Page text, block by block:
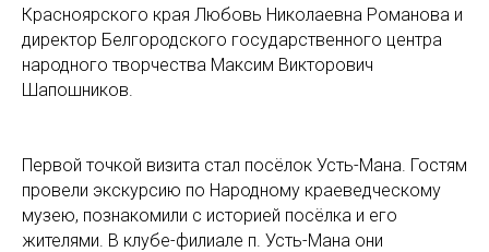
Красноярского края Любовь Николаевна Романова и
директор Белгородского государственного центра
народного творчества Максим Викторович
Шапошников.
Первой точкой визита стал посёлок Усть-Мана. Гостям
провели экскурсию по Народному краеведческому
музею, познакомили с историей посёлка и его
жителями. В клубе-филиале п. Усть-Мана они